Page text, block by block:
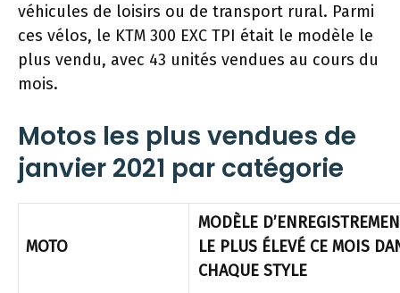
véhicules de loisirs ou de transport rural. Parmi
ces vélos, le KTM 300 EXC TPI était le modèle le
plus vendu, avec 43 unités vendues au cours du
mois.
Motos les plus vendues de
janvier 2021 par catégorie
MOTO
MODÈLE
LE PLUS ÉLEVÉ CE MOIS
CHAQUE STYLE